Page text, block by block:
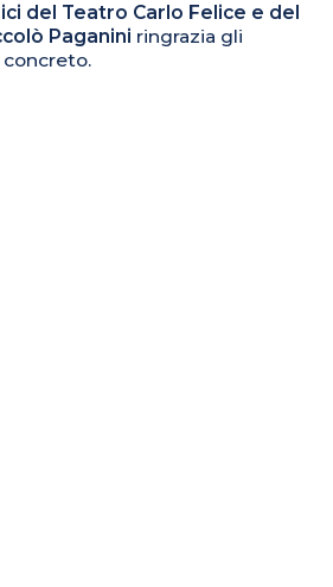
del Teatro Carlo Felice e del
Paganini ringrazia gli
concreto.